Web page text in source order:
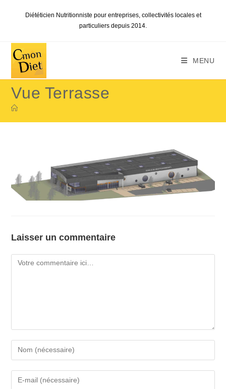
Diététicien Nutritionniste pour entreprises, collectivités locales et
particuliers depuis 2014.
MENU
Vue Terrasse
Laisser un commentaire
Comment
Enter
your
name
Enter